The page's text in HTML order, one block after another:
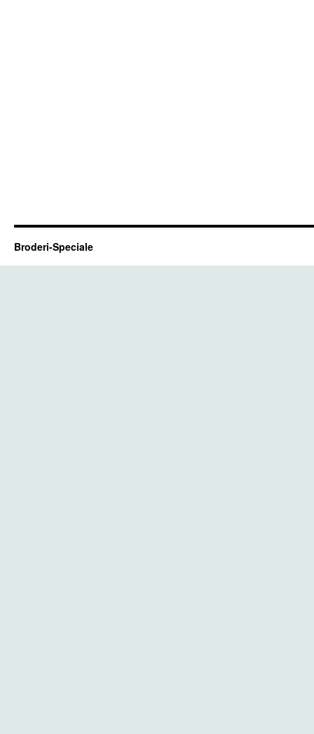
Broderi-Speciale